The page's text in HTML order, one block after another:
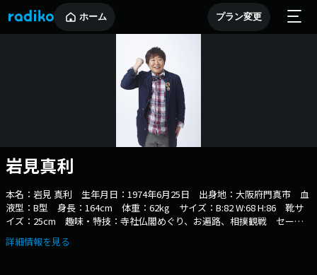
ホーム プラン変更
岩見真利
本名：岩見 真利 生年月日：1974年6月25日 出身地：大阪府門真市 血
液型：B型 身長：164cm 体重：62kg サイズ：B:82 W:68 H:86 靴サ
イズ：25cm 趣味・特技：寺社仏閣めぐり、お遍路、相撲観戦 セール
スポイント：性別不詳 YouTubeチャンネル：チキチキジョニートラベル
（official）
詳細情報を見る